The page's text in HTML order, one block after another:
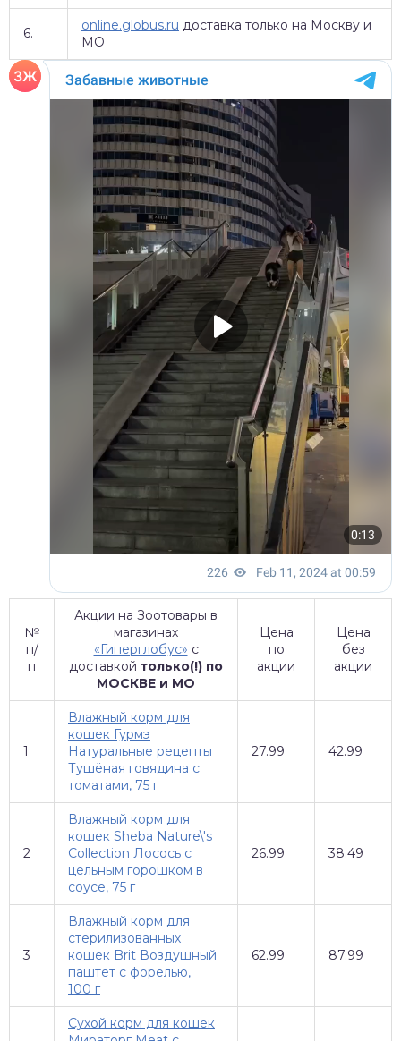
6. online.globus.ru доставка только на Москву и
МО
№
п/
п
Акции на Зоотовары в
магазинах
«Гиперглобус» с
доставкой только(!) по
МОСКВЕ и МО
Цена
по
акции
Цена
без
акции
1
Влажный корм для
кошек Гурмэ
Натуральные рецепты
Тушёная говядина с
томатами, 75 г
27.99 42.99
2
Влажный корм для
кошек Sheba Nature\'s
Collection Лосось с
цельным горошком в
соусе, 75 г
26.99 38.49
3
Влажный корм для
стерилизованных
кошек Brit Воздушный
паштет с форелью,
100 г
62.99 87.99
Сухой корм для кошек